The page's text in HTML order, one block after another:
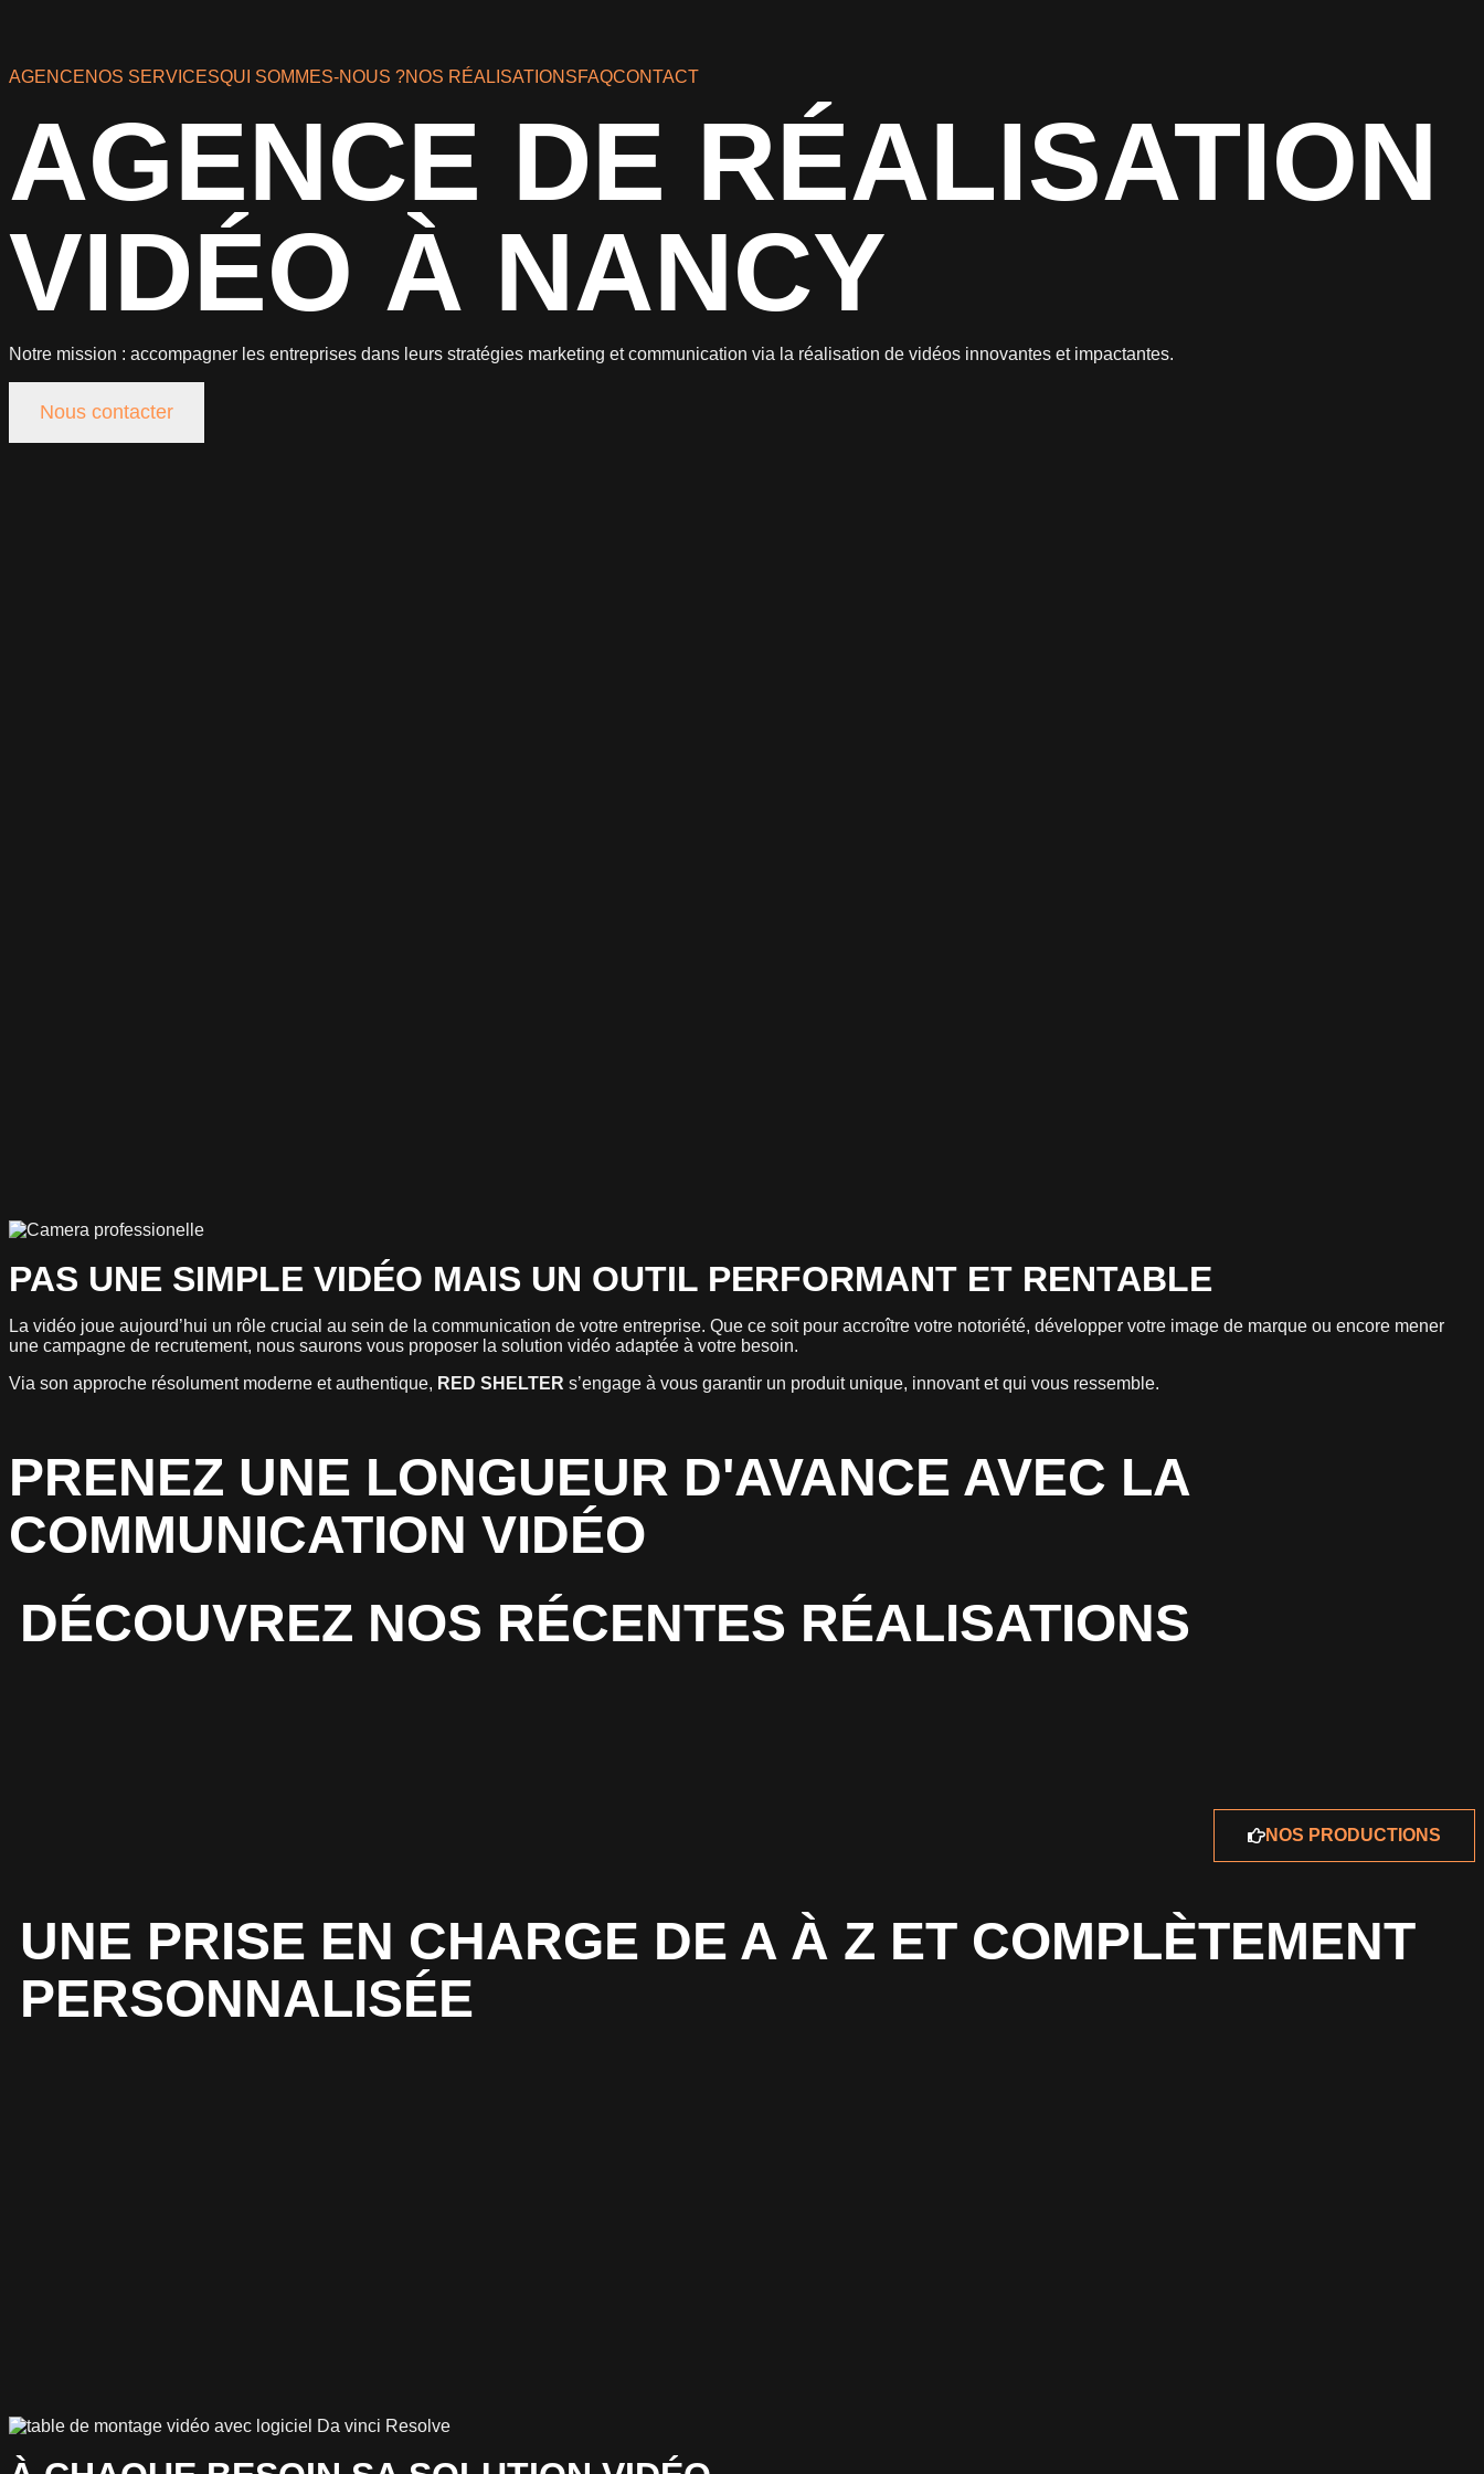
AGENCENOS SERVICESQUI SOMMES-NOUS ?NOS RÉALISATIONSFAQCONTACT
AGENCE DE RÉALISATION
VIDÉO À NANCY
Notre mission : accompagner les entreprises dans leurs stratégies marketing et communication via la réalisation de vidéos innovantes et impactantes.
Nous contacter
PAS UNE SIMPLE VIDÉO MAIS UN OUTIL PERFORMANT ET RENTABLE
La vidéo joue aujourd’hui un rôle crucial au sein de la communication de votre entreprise. Que ce soit pour accroître votre notoriété, développer votre image de marque ou encore mener
une campagne de recrutement, nous saurons vous proposer la solution vidéo adaptée à votre besoin.
Via son approche résolument moderne et authentique, RED SHELTER s’engage à vous garantir un produit unique, innovant et qui vous ressemble.
PRENEZ UNE LONGUEUR D'AVANCE AVEC LA
COMMUNICATION VIDÉO
DÉCOUVREZ NOS RÉCENTES RÉALISATIONS
NOS PRODUCTIONS
UNE PRISE EN CHARGE DE A À Z ET COMPLÈTEMENT
PERSONNALISÉE